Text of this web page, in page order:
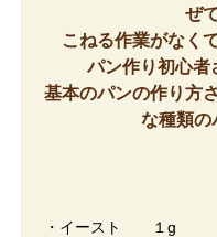
ぜ
こねる作業がなく
パン作り初心者
基本のパンの作り方
な種類の
・イースト １g